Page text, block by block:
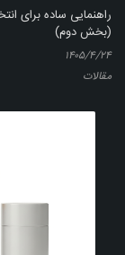
راهنمایی ساده برای
(بخش دوم)
۱۴۰۵/۴/۲۴
مقالات